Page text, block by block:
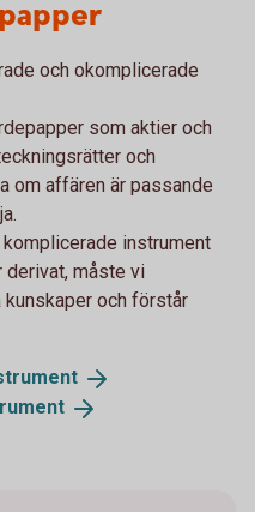
och okomplicerade
som aktier och
och
om affären är passande
instrument
måste vi
och förstår